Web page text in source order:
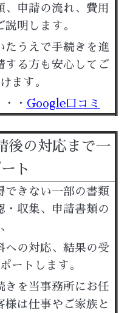
申請の流れ、費用
明します。
たうえで手続きを進
する方も安心してご
ます。
・ Google口コミ
後の対応まで一
ト
できない一部の書類
・収集、申請書類の
への対応、結果の受
ートします。
きを当事務所にお任
様は仕事やご家族と